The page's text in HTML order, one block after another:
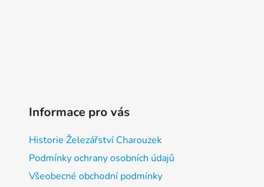
Informace pro vás
Historie Železářství Charouzek
Podmínky ochrany osobních údajů
Všeobecné obchodní podmínky